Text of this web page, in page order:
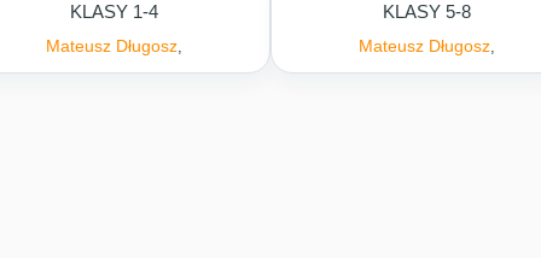
KLASY 1-4
Mateusz Długosz,
KLASY 5-8
Mateusz Długosz,